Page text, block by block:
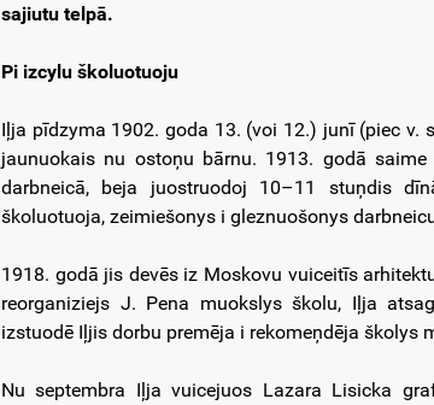
sajiutu telpā.
Pi izcylu školuotuoju
Iļja pīdzyma 1902. goda 13. (voi 12.) junī (piec
jaunuokais nu ostoņu bārnu. 1913. godā
darbneicā, beja juostruodoj 10–11 stuņdis
školuotuoja, zeimiešonys i gleznuošonys
1918. godā jis devēs iz Moskovu vuiceitīs
reorganiziejs J. Pena muokslys školu, Iļja
izstuodē Iļjis dorbu premēja i rekomeņdēja školys
Nu septembra Iļja vuicejuos Lazara Lisicka